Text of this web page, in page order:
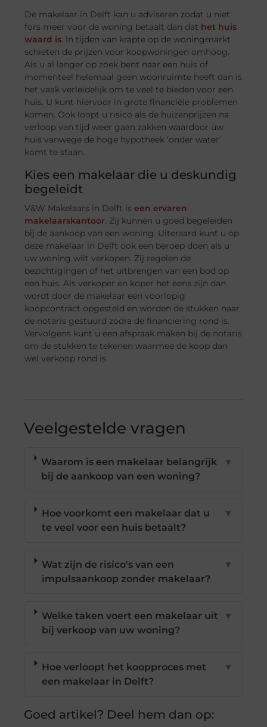
De makelaar in Delft kan u adviseren zodat u niet
fors meer voor de woning betaalt dan dat het huis
waard is. In tijden van krapte op de woningmarkt
schieten de prijzen voor koopwoningen omhoog.
Als u al langer op zoek bent naar een huis of
momenteel helemaal geen woonruimte heeft dan is
het vaak verleidelijk om te veel te bieden voor een
huis. U kunt hiervoor in grote financiële problemen
komen. Ook loopt u risico als de huizenprijzen na
verloop van tijd weer gaan zakken waardoor uw
huis vanwege de hoge hypotheek ‘onder water’
komt te staan.
Kies een makelaar die u deskundig
begeleidt
V&W Makelaars in Delft iseen ervaren
makelaarskantoor. Zij kunnen u goed begeleiden
bij de aankoop van een woning. Uiteraard kunt u op
deze makelaar in Delft ook een beroep doen als u
uw woning wilt verkopen. Zij regelen de
bezichtigingen of het uitbrengen van een bod op
een huis. Als verkoper en koper het eens zijn dan
wordt door de makelaar een voorlopig
koopcontract opgesteld en worden de stukken naar
de notaris gestuurd zodra de financiering rond is.
Vervolgens kunt u een afspraak maken bij de notaris
om de stukken te tekenen waarmee de koop dan
wel verkoop rond is.
Veelgestelde vragen
Waarom is een makelaar belangrijk
bij de aankoop van een woning?
▼
Hoe voorkomt een makelaar dat u
te veel voor een huis betaalt?
▼
Wat zijn de risico's van een
impulsaankoop zonder makelaar?
▼
Welke taken voert een makelaar uit
bij verkoop van uw woning?
▼
Hoe verloopt het koopproces met
een makelaar in Delft?
▼
Goed artikel? Deel hem dan op: